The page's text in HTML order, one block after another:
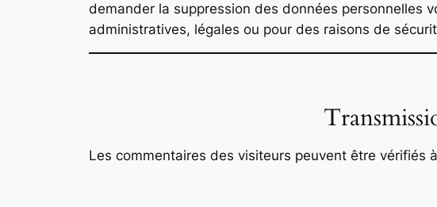
demander la suppression des données personnelles
administratives, légales ou pour des raisons de
Les commentaires des visiteurs peuvent être vérifiés